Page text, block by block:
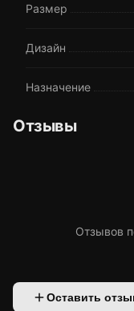
Размер
Дизайн
Назначение
Отзывы
Отзывов
Оставить